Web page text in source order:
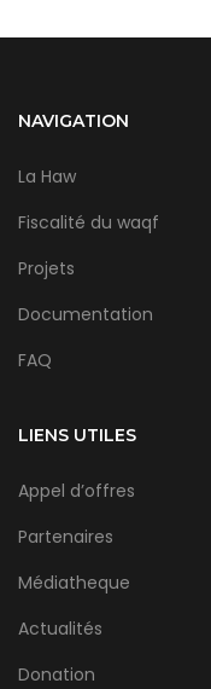
NAVIGATION
La Haw
Fiscalité du waqf
Projets
Documentation
FAQ
LIENS UTILES
Appel d’offres
Partenaires
Médiatheque
Actualités
Donation